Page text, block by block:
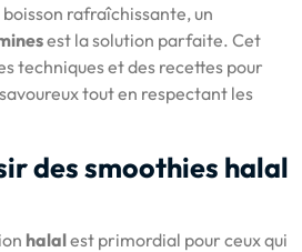
rafraîchissante, un
est la solution parfaite. Cet
techniques et des recettes pour
tout en respectant les
des smoothies halal
halalest primordial pour ceux qui